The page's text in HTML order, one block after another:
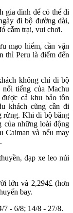
gia đình để có thể đi
đi bộ đường dài,
cắm trại, vui chơi.
mạo hiểm, cần vận
thì Peru là điểm đến
không chỉ đi bộ
tiếng của Machu
cả khu bảo tồn
khách cũng cần đi
rừng. Khi đi bộ băng
của những loài động
Caiman và nếu may
đạp xe leo núi
lớn và 2,294£ (hơn
bay.
7 - 6/8; 14/8 - 27/8.